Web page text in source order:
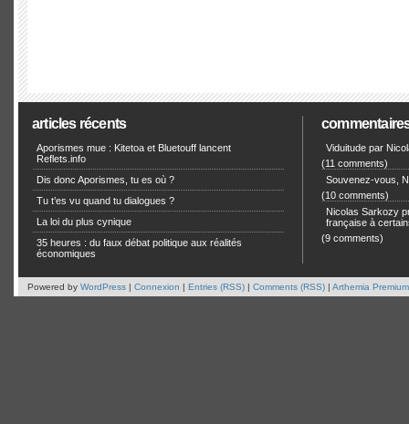
articles récents
Aporismes mue : Kitetoa et Bluetouff lancent
Reflets.info
Dis donc Aporismes, tu es où ?
Tu t’es vu quand tu dialogues ?
La loi du plus cynique
35 heures : du faux débat politique aux réalités
économiques
Viduitude par
(11 comments)
Souvenez-vous,
(10 comments)
Nicolas Sarkozy
française à
(9 comments)
Powered by WordPress | Connexion | Entries (RSS) | Comments (RSS) | Arthemia Premium